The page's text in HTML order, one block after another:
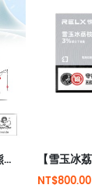
【桃子】新西蘭Zgar北極熊煙彈（適配RELX 5代4代煙桿）
NT$800.00